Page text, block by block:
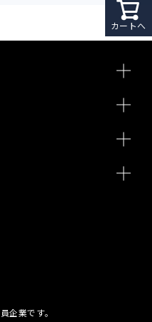
カートへ
企業です。